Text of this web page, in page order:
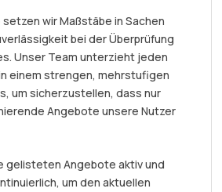
wir Maßstäbe in Sachen
bei der Überprüfung
Unser Team unterzieht jeden
einem strengen, mehrstufigen
um sicherzustellen, dass nur
Angebote unsere Nutzer
gelisteten Angebote aktiv und
um den aktuellen